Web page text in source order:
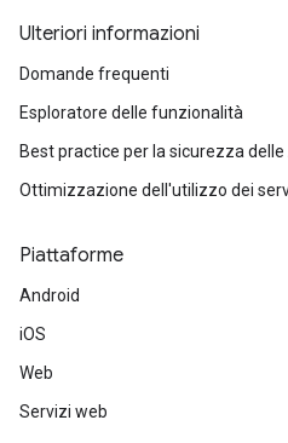
Ulteriori informazioni
Domande frequenti
Esploratore delle funzionalità
Best practice per la sicurezza delle
Ottimizzazione dell'utilizzo dei
Piattaforme
Android
iOS
Web
Servizi web